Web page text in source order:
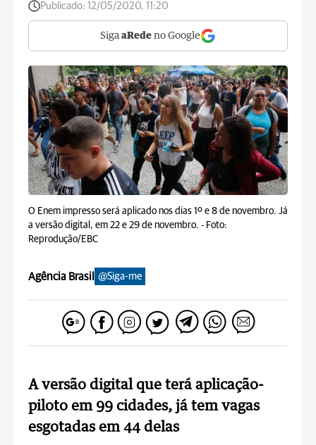
Publicado: 12/05/2020, 11:20
Siga aRede no Google
O Enem impresso será aplicado nos dias 1º e 8 de novembro. Já
a versão digital, em 22 e 29 de novembro. - Foto:
Reprodução/EBC
Agência Brasil @Siga-me
A versão digital que terá aplicação-
piloto em 99 cidades, já tem vagas
esgotadas em 44 delas